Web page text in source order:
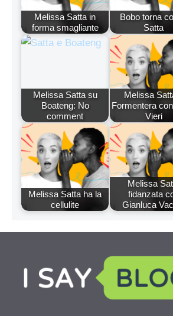
Melissa Satta in
forma smagliante
Bobo torna
Satta
Melissa Satta su
Boateng: No
comment
Melissa
Formentera
Vieri
Melissa Satta ha la
cellulite
Melissa
fidanzata
Gianluca